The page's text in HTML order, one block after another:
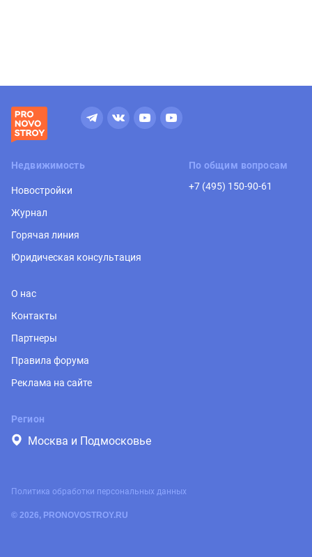
Недвижимость
Новостройки
Журнал
Горячая линия
Юридическая консультация
По общим вопросам
+7 (495) 150-90-61
О нас
Контакты
Партнеры
Правила форума
Реклама на сайте
Регион
Москва и Подмосковье
© 2026, PRONOVOSTROY.RU
Политика обработки персональных данных